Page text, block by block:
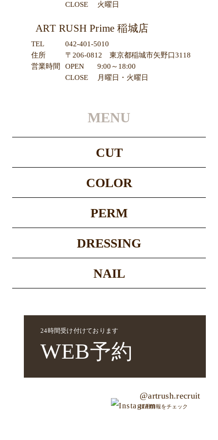
CLOSE
火曜日
ART RUSH Prime 稲城店
TEL
042-401-5010
住所
〒206-0812 東京都稲城市矢野口3118
営業時間
OPEN
9:00～18:00
CLOSE
月曜日・火曜日
MENU
CUT
COLOR
PERM
DRESSING
NAIL
24時間受け付けております
WEB予約
@artrush.recruit
採用情報をチェック